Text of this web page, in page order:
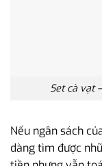
Set cà vạt
Nếu ngân sách
dàng tìm được